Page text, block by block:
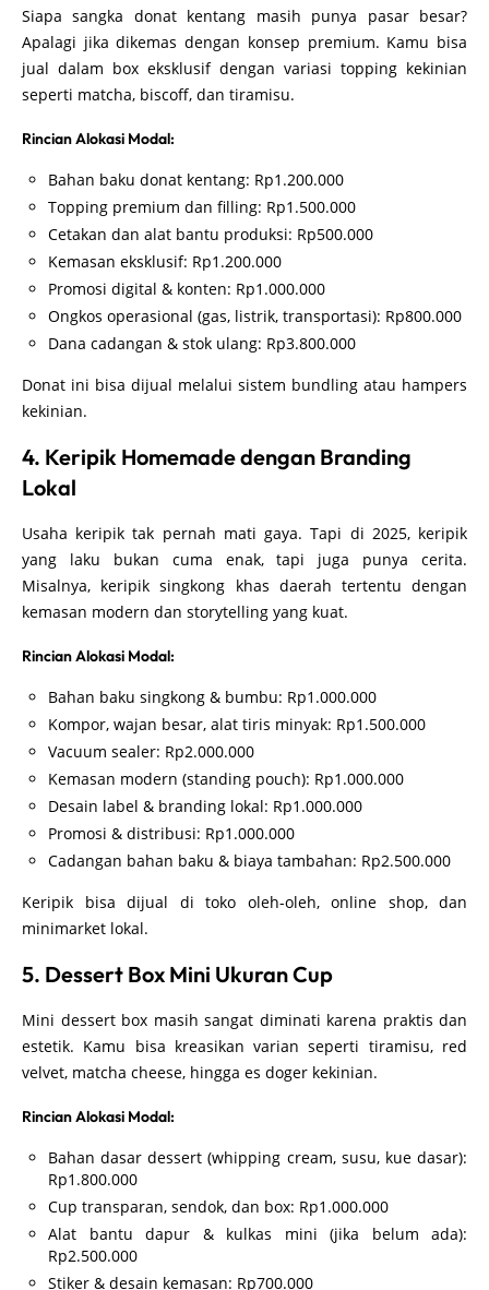
Siapa sangka donat kentang masih punya pasar besar?
Apalagi jika dikemas dengan konsep premium. Kamu bisa
jual dalam box eksklusif dengan variasi topping kekinian
seperti matcha, biscoff, dan tiramisu.
Rincian Alokasi Modal:
Bahan baku donat kentang: Rp1.200.000
Topping premium dan filling: Rp1.500.000
Cetakan dan alat bantu produksi: Rp500.000
Kemasan eksklusif: Rp1.200.000
Promosi digital & konten: Rp1.000.000
Ongkos operasional (gas, listrik, transportasi): Rp800.000
Dana cadangan & stok ulang: Rp3.800.000
Donat ini bisa dijual melalui sistem bundling atau hampers
kekinian.
4. Keripik Homemade dengan Branding
Lokal
Usaha keripik tak pernah mati gaya. Tapi di 2025, keripik
yang laku bukan cuma enak, tapi juga punya cerita.
Misalnya, keripik singkong khas daerah tertentu dengan
kemasan modern dan storytelling yang kuat.
Rincian Alokasi Modal:
Bahan baku singkong & bumbu: Rp1.000.000
Kompor, wajan besar, alat tiris minyak: Rp1.500.000
Vacuum sealer: Rp2.000.000
Kemasan modern (standing pouch): Rp1.000.000
Desain label & branding lokal: Rp1.000.000
Promosi & distribusi: Rp1.000.000
Cadangan bahan baku & biaya tambahan: Rp2.500.000
Keripik bisa dijual di toko oleh-oleh, online shop, dan
minimarket lokal.
5. Dessert Box Mini Ukuran Cup
Mini dessert box masih sangat diminati karena praktis dan
estetik. Kamu bisa kreasikan varian seperti tiramisu, red
velvet, matcha cheese, hingga es doger kekinian.
Rincian Alokasi Modal:
Bahan dasar dessert (whipping cream, susu, kue dasar):
Rp1.800.000
Cup transparan, sendok, dan box: Rp1.000.000
Alat bantu dapur & kulkas mini (jika belum ada):
Rp2.500.000
Stiker & desain kemasan: Rp700.000